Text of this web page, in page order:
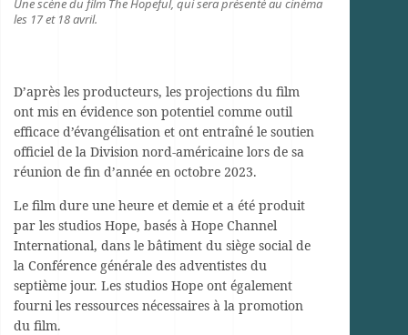
Une scène du film The Hopeful, qui sera présenté au cinéma
les 17 et 18 avril.
D’après les producteurs, les projections du film
ont mis en évidence son potentiel comme outil
efficace d’évangélisation et ont entraîné le soutien
officiel de la Division nord-américaine lors de sa
réunion de fin d’année en octobre 2023.
Le film dure une heure et demie et a été produit
par les studios Hope, basés à Hope Channel
International, dans le bâtiment du siège social de
la Conférence générale des adventistes du
septième jour. Les studios Hope ont également
fourni les ressources nécessaires à la promotion
du film.